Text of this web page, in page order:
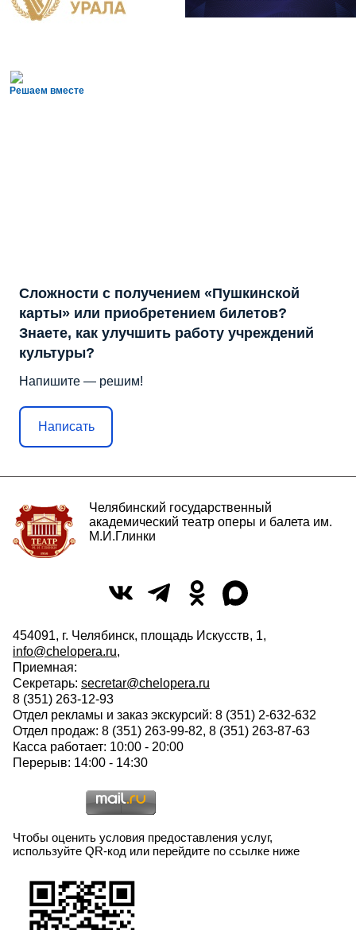
Решаем вместе
Сложности с получением «Пушкинской
карты» или приобретением билетов?
Знаете, как улучшить работу учреждений
культуры?
Напишите — решим!
Написать
Челябинский государственный
академический театр оперы и балета им.
М.И.Глинки
454091, г. Челябинск, площадь Искусств, 1,
info@chelopera.ru,
Приемная:
Секретарь: secretar@chelopera.ru
8 (351) 263-12-93
Отдел рекламы и заказ экскурсий: 8 (351) 2-632-632
Отдел продаж: 8 (351) 263-99-82, 8 (351) 263-87-63
Касса работает: 10:00 - 20:00
Перерыв: 14:00 - 14:30
Чтобы оценить условия предоставления услуг,
используйте QR-код или перейдите по ссылке ниже